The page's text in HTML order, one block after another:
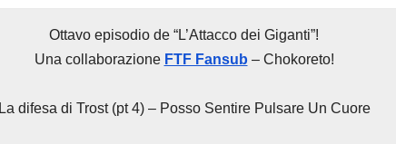
Ottavo episodio de “L’Attacco dei Giganti”!
Una collaborazione FTF Fansub – Chokoreto!
La difesa di Trost (pt 4) – Posso Sentire Pulsare Un Cuore